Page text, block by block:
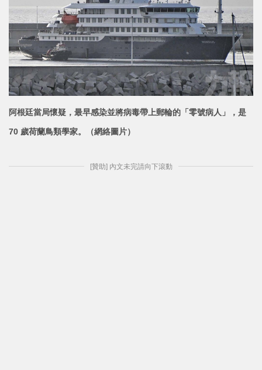
阿根廷當局懷疑，最早感染並將病毒帶上郵輪的「零號病人」，是
70 歲荷蘭鳥類學家。（網絡圖片）
[贊助] 內文未完請向下滾動